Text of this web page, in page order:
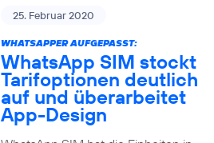
25. Februar 2020
WHATSAPPER AUFGEPASST:
WhatsApp SIM stockt
Tarifoptionen deutlich
auf und überarbeitet
App-Design